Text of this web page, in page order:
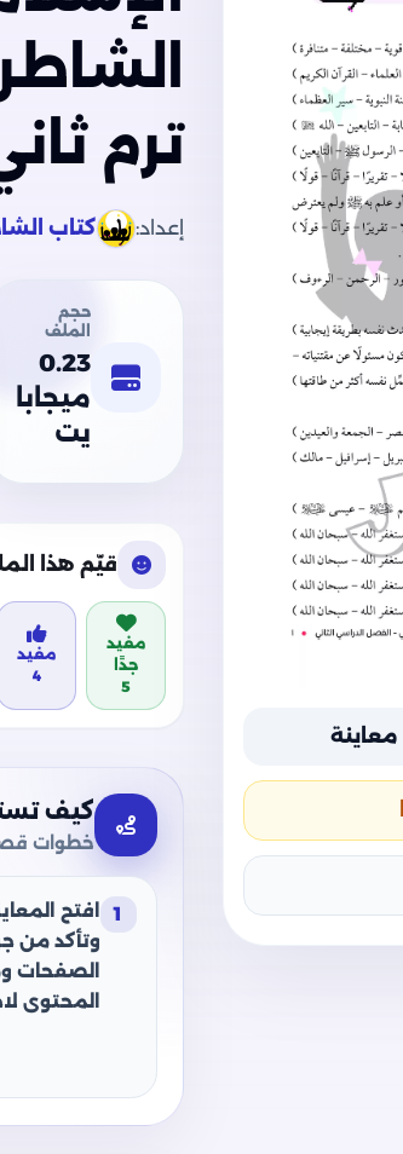
معاينة
ترم
إعداد: كتاب
حجم
الملف
0.23
ميجابا
يت
قيّم هذا
مفيد
جدًا
5
مفيد
4
كيف
خطوات
1
افتح
وتأكد من
الصفحات
المحتوى